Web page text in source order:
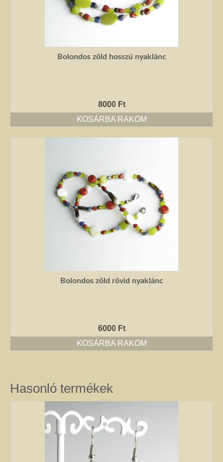
Csillagjegyes babalánc rendelésre
Virág ékszer
kristály felhasználásával, dróthajlításos technikával készítettem, és
garantáltan nincs két egyforma közöttük. Ha cserepes növényt ajándékoz
ismerősének, személyesebbé teheti Virág ékszerrel.
Bolondos zöld hosszú nyaklánc
8000 Ft
KOSÁRBA RAKOM
Bolondos zöld rövid nyaklánc
6000 Ft
KOSÁRBA RAKOM
Hasonló termékek